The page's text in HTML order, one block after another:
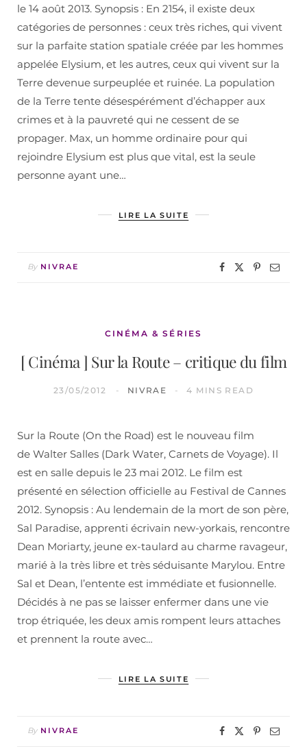
le 14 août 2013. Synopsis : En 2154, il existe deux
catégories de personnes : ceux très riches, qui vivent
sur la parfaite station spatiale créée par les hommes
appelée Elysium, et les autres, ceux qui vivent sur la
Terre devenue surpeuplée et ruinée. La population
de la Terre tente désespérément d’échapper aux
crimes et à la pauvreté qui ne cessent de se
propager. Max, un homme ordinaire pour qui
rejoindre Elysium est plus que vital, est la seule
personne ayant une…
LIRE LA SUITE
By NIVRAE
CINÉMA & SÉRIES
[ Cinéma ] Sur la Route – critique du film
23/05/2012 NIVRAE 4 MINS READ
Sur la Route (On the Road) est le nouveau film
de Walter Salles (Dark Water, Carnets de Voyage). Il
est en salle depuis le 23 mai 2012. Le film est
présenté en sélection officielle au Festival de Cannes
2012. Synopsis : Au lendemain de la mort de son père,
Sal Paradise, apprenti écrivain new-yorkais, rencontre
Dean Moriarty, jeune ex-taulard au charme ravageur,
marié à la très libre et très séduisante Marylou. Entre
Sal et Dean, l’entente est immédiate et fusionnelle.
Décidés à ne pas se laisser enfermer dans une vie
trop étriquée, les deux amis rompent leurs attaches
et prennent la route avec…
LIRE LA SUITE
By NIVRAE